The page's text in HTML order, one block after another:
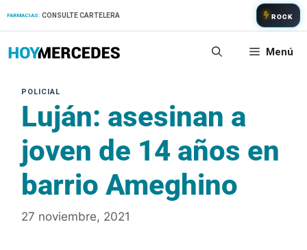
FARMACIAS: CONSULTE CARTELERA ROCK
Menú
Luján: asesinan a
joven de 14 años en
barrio Ameghino
27 noviembre, 2021